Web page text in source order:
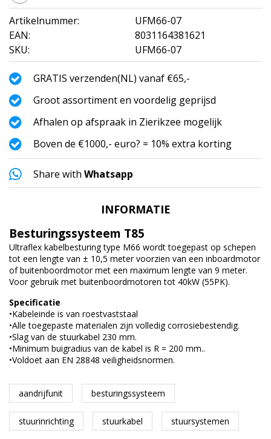
Artikelnummer:
UFM66-07
EAN:
8031164381621
SKU:
UFM66-07
GRATIS verzenden(NL) vanaf €65,-
Groot assortiment en voordelig geprijsd
Afhalen op afspraak in Zierikzee mogelijk
Boven de €1000,- euro? = 10% extra korting
Share with Whatsapp
INFORMATIE
Besturingssysteem T85
Ultraflex kabelbesturing type M66 wordt toegepast op schepen
tot een lengte van ± 10,5 meter voorzien van een inboardmotor
of buitenboordmotor met een maximum lengte van 9 meter.
Voor gebruik met buitenboordmotoren tot 40kW (55PK).
Specificatie
•Kabeleinde is van roestvaststaal
•Alle toegepaste materialen zijn volledig corrosiebestendig.
•Slag van de stuurkabel 230 mm.
•Minimum buigradius van de kabel is R = 200 mm..
•Voldoet aan EN 28848 veiligheidsnormen.
aandrijfunit besturingssysteem
stuurinrichting stuurkabel stuursystemen